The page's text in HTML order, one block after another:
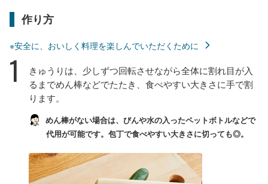
作り方
※安全に、おいしく料理を楽しんでいただくために
1
きゅうりは、少しずつ回転させながら全体に割れ目が入
るまでめん棒などでたたき、食べやすい大きさに手で割
ります。
めん棒がない場合は、びんや水の入ったペットボトルなどで
代用が可能です。包丁で食べやすい大きさに切っても◎。